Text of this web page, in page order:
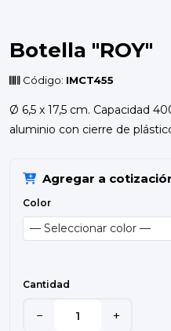
Botella "ROY"
Código: IMCT455
Ø 6,5 x 17,5 cm. Capacidad
aluminio con cierre de
Agregar a
Color
Cantidad
− +